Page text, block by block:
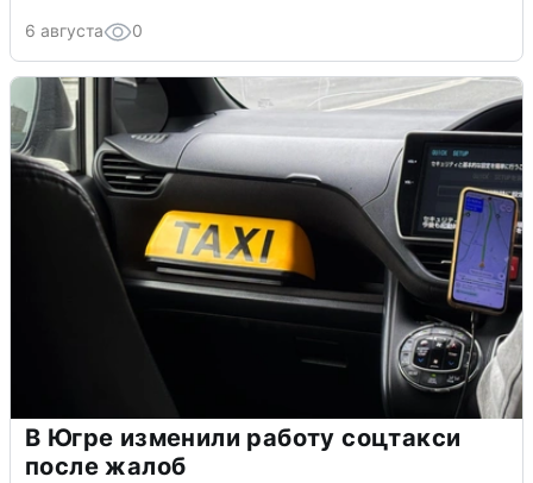
6 августа 0
В Югре изменили работу соцтакси
после жалоб